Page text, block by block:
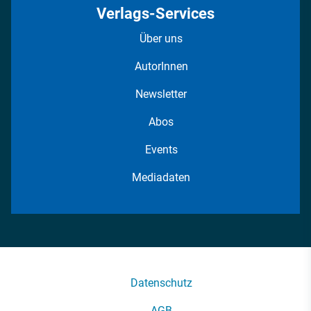
Verlags-Services
Über uns
AutorInnen
Newsletter
Abos
Events
Mediadaten
Datenschutz